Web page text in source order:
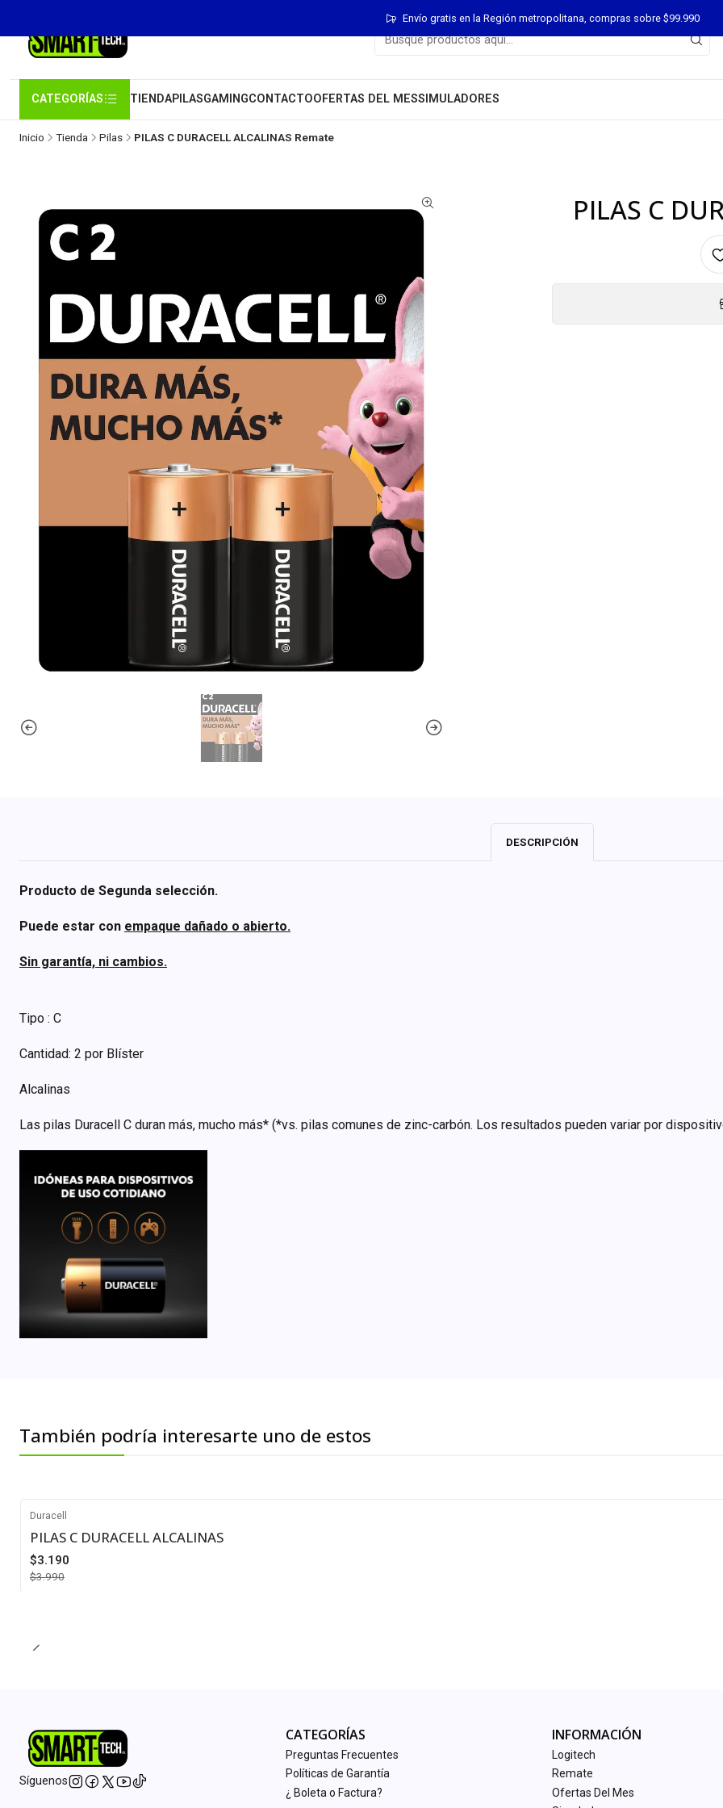
CATEGORÍAS TIENDAPILASGAMINGCONTACTOOFERTAS DEL MESSIMULADORES
Envío gratis en la Región metropolitana, compras sobre $99.990
Inicio Tienda Pilas PILAS C DURACELL ALCALINAS Remate
PILAS C
DESCRIPCIÓN
Producto de Segunda selección.
Puede estar con empaque dañado o abierto.
Sin garantía, ni cambios.
Tipo : C
Cantidad: 2 por Blíster
Alcalinas
Las pilas Duracell C duran más, mucho más* (*vs. pilas comunes de zinc-carbón. Los resultados pueden variar por
También podría interesarte uno de estos
-20%
Duracell
PILAS C DURACELL ALCALINAS
$3.190
$3.990
Síguenos
CATEGORÍAS
Preguntas Frecuentes
Políticas de Garantía
¿ Boleta o Factura?
INFORMACIÓN
Logitech
Remate
Ofertas Del Mes